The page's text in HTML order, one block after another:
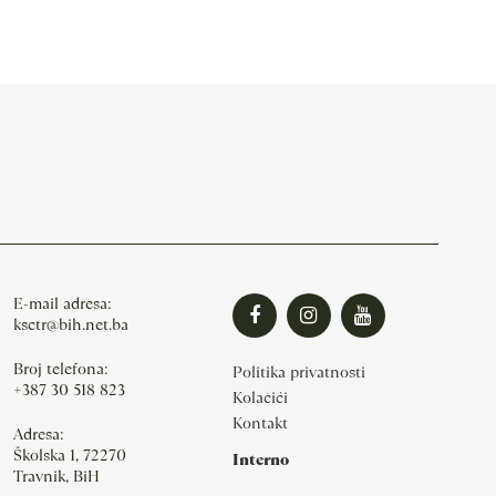
E-mail adresa:
ksctr@bih.net.ba
Broj telefona:
+387 30 518 823
Adresa:
Školska 1, 72270
Travnik, BiH
Politika privatnosti
Kolačići
Kontakt
Interno